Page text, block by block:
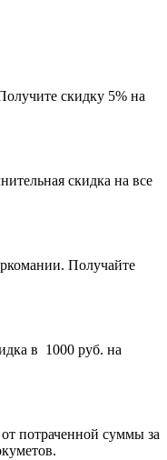
скидку 5% на
скидка на все
Получайте
в 1000 руб. на
потраченной суммы за